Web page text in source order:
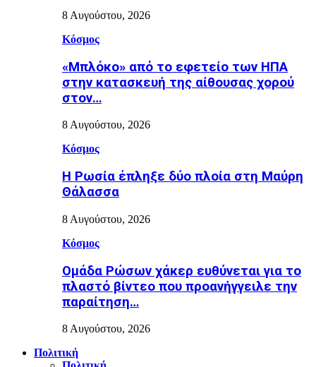
8 Αυγούστου, 2026
Κόσμος
«Μπλόκο» από το εφετείο των ΗΠΑ
στην κατασκευή της αίθουσας χορού
στον…
8 Αυγούστου, 2026
Κόσμος
Η Ρωσία έπληξε δύο πλοία στη Μαύρη
Θάλασσα
8 Αυγούστου, 2026
Κόσμος
Ομάδα Ρώσων χάκερ ευθύνεται για το
πλαστό βίντεο που προανήγγειλε την
παραίτηση…
8 Αυγούστου, 2026
Πολιτική